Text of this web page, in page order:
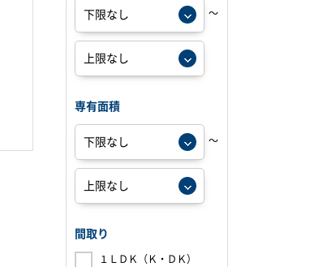
～
専有面積
～
間取り
１ＬＤＫ（Ｋ・ＤＫ）